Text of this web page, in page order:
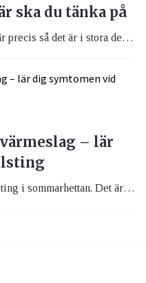
ska du tänka på
Utlandsvärme i Sverige? Ja, det är precis så det är i stora delar av landet nu med över 30 grader i gassande sol på dagtid och tropiska nätter. Med denna extrema värme finns det en hel del att tänka på.
– lär
Ta reda på om du drabbats av solsting i sommarhettan. Det är viktigt, om du har drabbats, att snabbt kunna ta hand kroppen. Lär dig mer om symtom och se om du tillhör en eventuell riskgrupp.